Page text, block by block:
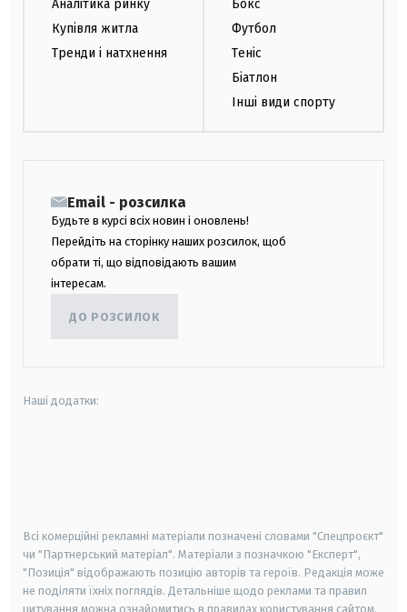
Аналітика ринку
Купівля житла
Тренди і натхнення
Бокс
Футбол
Теніс
Біатлон
Інші види спорту
Email - розсилка
Будьте в курсі всіх новин і оновлень!
Перейдіть на сторінку наших розсилок, щоб
обрати ті, що відповідають вашим
інтересам.
ДО РОЗСИЛОК
Наші додатки:
Всі комерційні рекламні матеріали позначені словами "Спецпроєкт"
чи "Партнерський матеріал". Матеріали з позначкою "Експерт",
"Позиція" відображають позицію авторів та героїв. Редакція може
не поділяти їхніх поглядів. Детальніше щодо реклами та правил
цитування можна ознайомитись в правилах користування сайтом.